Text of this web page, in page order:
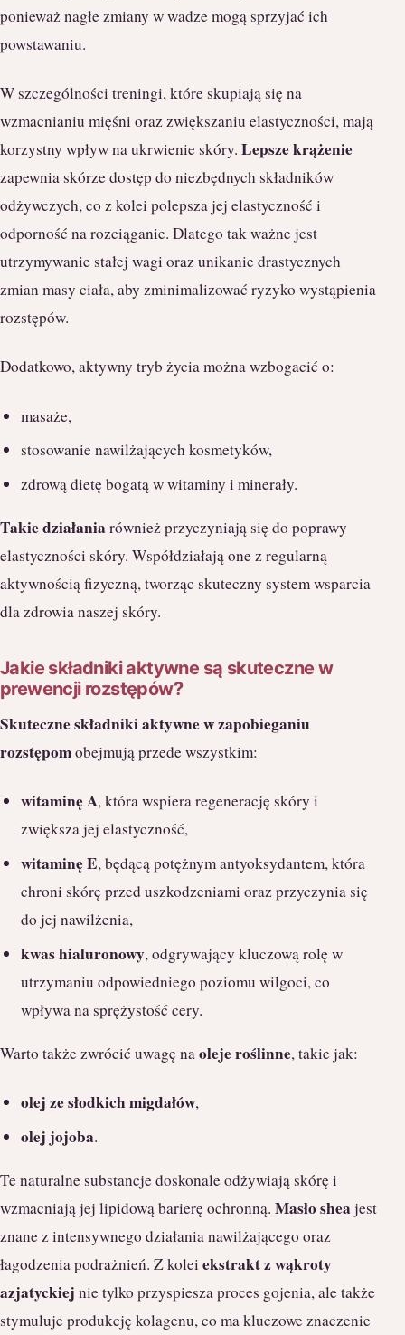
ponieważ nagłe zmiany w wadze mogą sprzyjać ich
powstawaniu.
W szczególności treningi, które skupiają się na
wzmacnianiu mięśni oraz zwiększaniu elastyczności, mają
korzystny wpływ na ukrwienie skóry. Lepsze krążenie
zapewnia skórze dostęp do niezbędnych składników
odżywczych, co z kolei polepsza jej elastyczność i
odporność na rozciąganie. Dlatego tak ważne jest
utrzymywanie stałej wagi oraz unikanie drastycznych
zmian masy ciała, aby zminimalizować ryzyko wystąpienia
rozstępów.
Dodatkowo, aktywny tryb życia można wzbogacić o:
masaże,
stosowanie nawilżających kosmetyków,
zdrową dietę bogatą w witaminy i minerały.
Takie działania również przyczyniają się do poprawy
elastyczności skóry. Współdziałają one z regularną
aktywnością fizyczną, tworząc skuteczny system wsparcia
dla zdrowia naszej skóry.
Jakie składniki aktywne są skuteczne w
prewencji rozstępów?
Skuteczne składniki aktywne w zapobieganiu
rozstępomobejmują przede wszystkim:
witaminę A, która wspiera regenerację skóry i
zwiększa jej elastyczność,
witaminę E, będącą potężnym antyoksydantem, która
chroni skórę przed uszkodzeniami oraz przyczynia się
do jej nawilżenia,
kwas hialuronowy, odgrywający kluczową rolę w
utrzymaniu odpowiedniego poziomu wilgoci, co
wpływa na sprężystość cery.
Warto także zwrócić uwagę naoleje roślinne, takie jak:
olej ze słodkich migdałów,
olej jojoba.
Te naturalne substancje doskonale odżywiają skórę i
wzmacniają jej lipidową barierę ochronną. Masło shea jest
znane z intensywnego działania nawilżającego oraz
łagodzenia podrażnień. Z kolei ekstrakt z wąkroty
azjatyckiej nie tylko przyspiesza proces gojenia, ale także
stymuluje produkcję kolagenu, co ma kluczowe znaczenie